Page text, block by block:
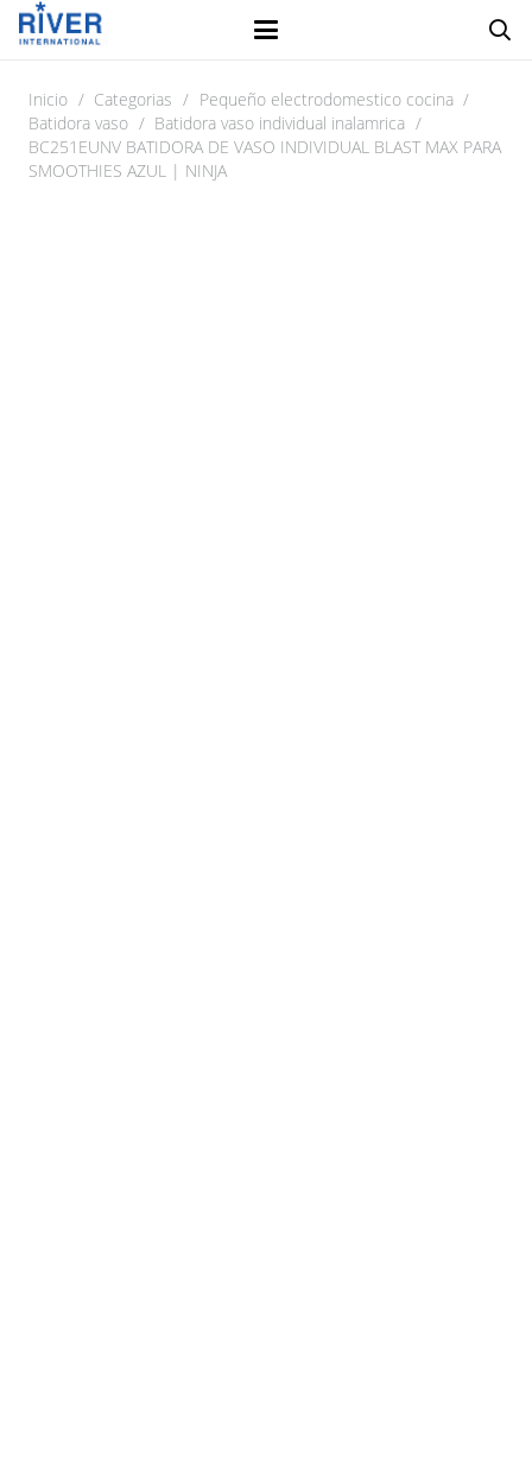
Inicio / Categorias / Pequeño electrodomestico cocina /
Batidora vaso / Batidora vaso individual inalamrica /
BC251EUNV BATIDORA DE VASO INDIVIDUAL BLAST MAX PARA
SMOOTHIES AZUL | NINJA